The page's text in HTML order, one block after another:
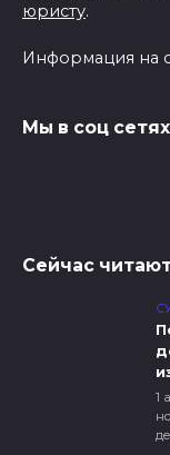
юристу.
Информация на
Мы в соц сетях
Сейчас
1